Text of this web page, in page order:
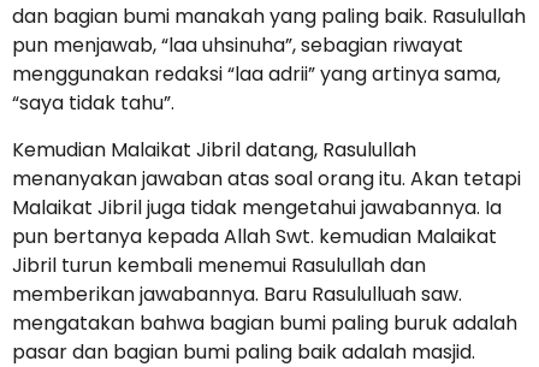
dan bagian bumi manakah yang paling baik. Rasulullah
pun menjawab, “laa uhsinuha”, sebagian riwayat
menggunakan redaksi “laa adrii” yang artinya sama,
“saya tidak tahu”.
Kemudian Malaikat Jibril datang, Rasulullah
menanyakan jawaban atas soal orang itu. Akan tetapi
Malaikat Jibril juga tidak mengetahui jawabannya. Ia
pun bertanya kepada Allah Swt. kemudian Malaikat
Jibril turun kembali menemui Rasulullah dan
memberikan jawabannya. Baru Rasululluah saw.
mengatakan bahwa bagian bumi paling buruk adalah
pasar dan bagian bumi paling baik adalah masjid.